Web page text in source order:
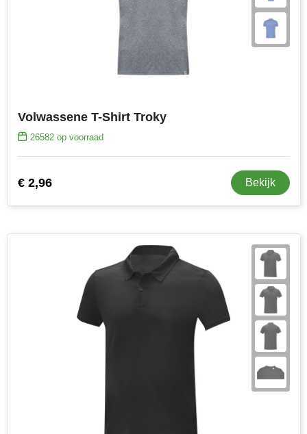
Volwassene T-Shirt Troky
26582op voorraad
€ 2,96 Bekijk